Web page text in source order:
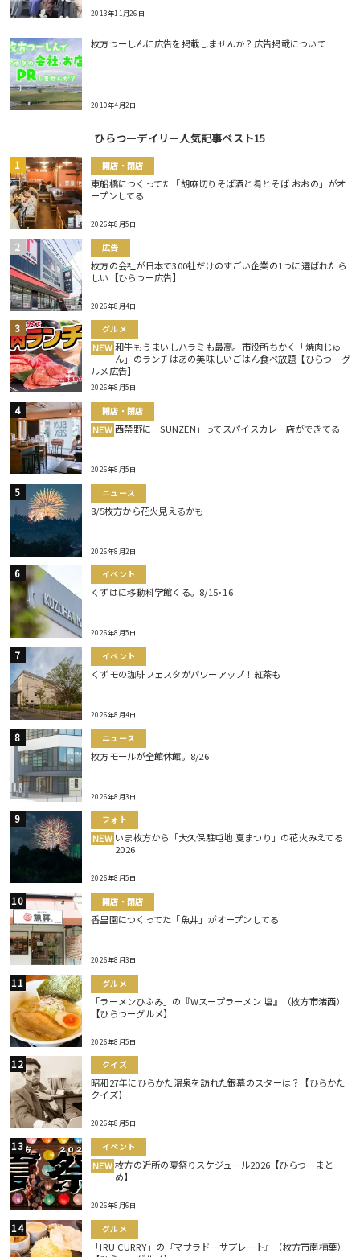
2013年11月26日
枚方つーしんに広告を掲載しませんか？広告掲載について
2010年4月2日
ひらつーデイリー人気記事ベスト15
開店・閉店
東船橋につくってた「胡麻切りそば酒と肴とそば おおの」がオ
ープンしてる
2026年8月5日
広告
枚方の会社が日本で300社だけのすごい企業の1つに選ばれたら
しい【ひらつー広告】
2026年8月4日
グルメ
NEW 和牛もうまいしハラミも最高。市役所ちかく「焼肉じゅ
ん」のランチはあの美味しいごはん食べ放題【ひらつーグ
ルメ広告】
2026年8月5日
開店・閉店
NEW 西禁野に「SUNZEN」ってスパイスカレー店ができてる
2026年8月5日
ニュース
8/5枚方から花火見えるかも
2026年8月2日
イベント
くずはに移動科学館くる。8/15･16
2026年8月5日
イベント
くずモの珈琲フェスタがパワーアップ！紅茶も
2026年8月4日
ニュース
枚方モールが全館休館。8/26
2026年8月3日
フォト
NEW いま枚方から「大久保駐屯地 夏まつり」の花火みえてる
2026
2026年8月5日
開店・閉店
香里園につくってた「魚丼」がオープンしてる
2026年8月3日
グルメ
「ラーメンひふみ」の『Wスープラーメン 塩』（枚方市渚西）
【ひらつーグルメ】
2026年8月5日
クイズ
昭和27年にひらかた温泉を訪れた銀幕のスターは？【ひらかた
クイズ】
2026年8月5日
イベント
NEW 枚方の近所の夏祭りスケジュール2026【ひらつーまと
め】
2026年8月6日
グルメ
「IRU CURRY」の『マサラドーサプレート』（枚方市南楠葉）